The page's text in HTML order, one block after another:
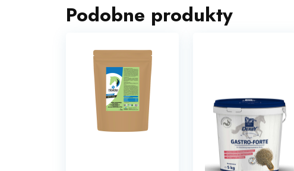
Podobne produkty